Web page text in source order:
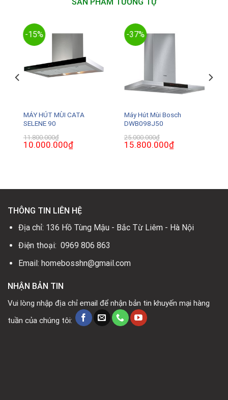
-15%
MÁY HÚT MÙI CATA
SELENE 90
11.800.000₫
Giá
gốc
10.000.000₫Giá
hiện
-37%
Máy Hút Mùi Bosch
DWB098J50
25.000.000₫
Giá
gốc
15.800.000₫Giá
hiện
THÔNG TIN LIÊN HỆ
Địa chỉ: 136 Hồ Tùng Mậu - Bắc Từ Liêm - Hà Nội
Điện thoại: 0969 806 863
Email: homebosshn@gmail.com
NHẬN BẢN TIN
Vui lòng nhập địa chỉ email để nhận bản tin khuyến mại hàng
tuần của chúng tôi: